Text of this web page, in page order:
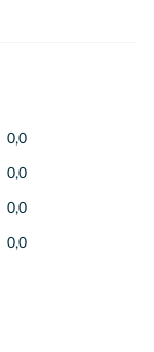
0,0
0,0
0,0
0,0